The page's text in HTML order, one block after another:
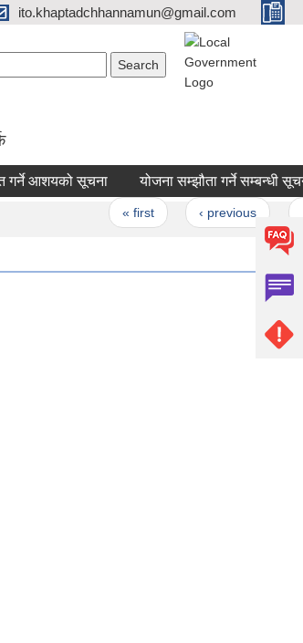
ito.khaptadchhannamun@gmail.com
आशयको सूचना योजना सम्झौता गर्ने सम्बन्धी सूचना
« first ‹ previous